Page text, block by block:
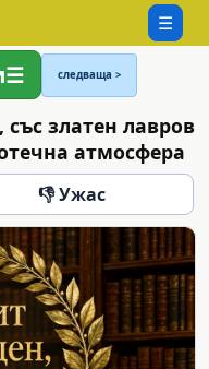
☰
следваща >
златен лавров
атмосфера
👎 Ужас